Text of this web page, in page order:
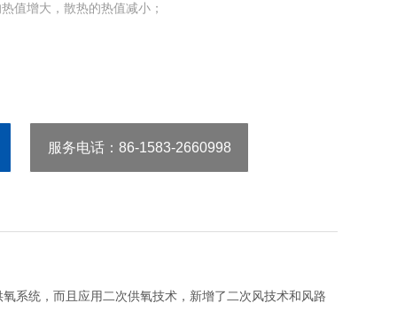
值增大，散热的热值减小；
服务电话：86-1583-2660998
系统，而且应用二次供氧技术，新增了二次风技术和风路